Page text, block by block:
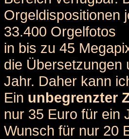
Orgeldispositionen
33.400 Orgelfotos
in bis zu 45
die Übersetzungen
Jahr. Daher kann
Ein unbegrenzter
nur 35 Euro für ein
Wunsch für nur 20